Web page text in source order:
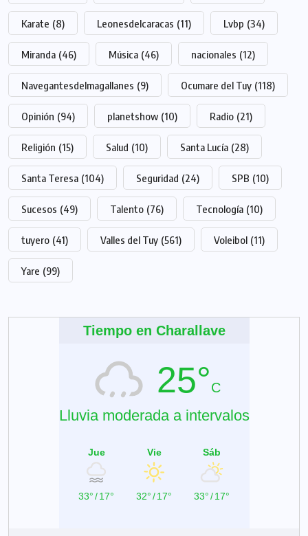
Karate (8) Leonesdelcaracas (11) Lvbp (34)
Miranda (46) Música (46) nacionales (12)
Navegantesdelmagallanes (9) Ocumare del Tuy (118)
Opinión (94) planetshow (10) Radio (21)
Religión (15) Salud (10) Santa Lucía (28)
Santa Teresa (104) Seguridad (24) SPB (10)
Sucesos (49) Talento (76) Tecnología (10)
tuyero (41) Valles del Tuy (561) Voleibol (11)
Yare (99)
Tiempo en Charallave
25°C
Lluvia moderada a intervalos
Jue
33°/17°
Vie
32°/17°
Sáb
33°/17°